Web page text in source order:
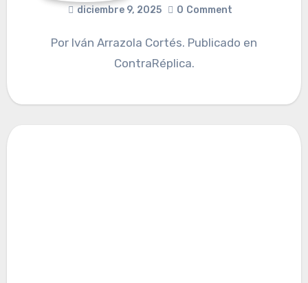
diciembre 9, 2025
0 Comment
Por Iván Arrazola Cortés. Publicado en
ContraRéplica.